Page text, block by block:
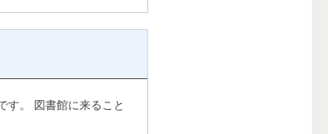
す。 図書館に来ること